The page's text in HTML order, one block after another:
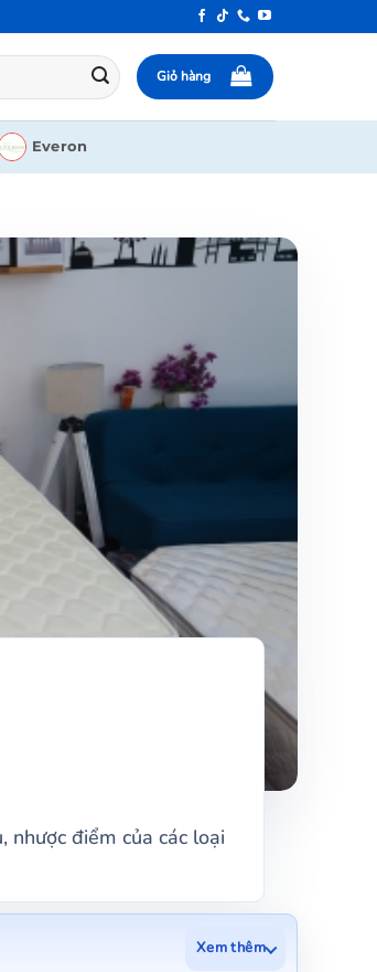
Giỏ hàng
Everon
điểm của các loại
Xem thêm